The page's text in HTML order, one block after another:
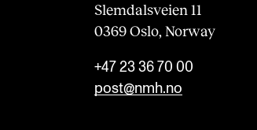
Slemdalsveien 11
0369 Oslo, Norway
+47 23 36 70 00
post@nmh.no